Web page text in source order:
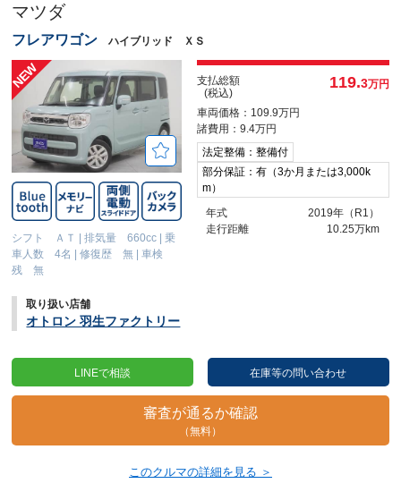
マツダ
フレアワゴン ハイブリッド ＸＳ
シフト ＡＴ |排気量 660cc |乗
車人数 4名
|修復歴 無 |車検
残 無
支払総額
(税込)
119.3万円
車両価格：109.9万円
諸費用：9.4万円
法定整備：整備付
部分保証：有（3か月または3,000k
m）
年式
2019年（R1）
走行距離
10.25万km
取り扱い店舗
オトロン 羽生ファクトリー
LINEで相談 在庫等の問い合わせ
審査が通るか確認
（無料）
このクルマの詳細を見る ＞